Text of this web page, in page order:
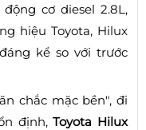
động cơ diesel 2.8L,
hiệu Toyota, Hilux
kể so với trước
chắc mặc bền", đi
định,Toyota Hilux